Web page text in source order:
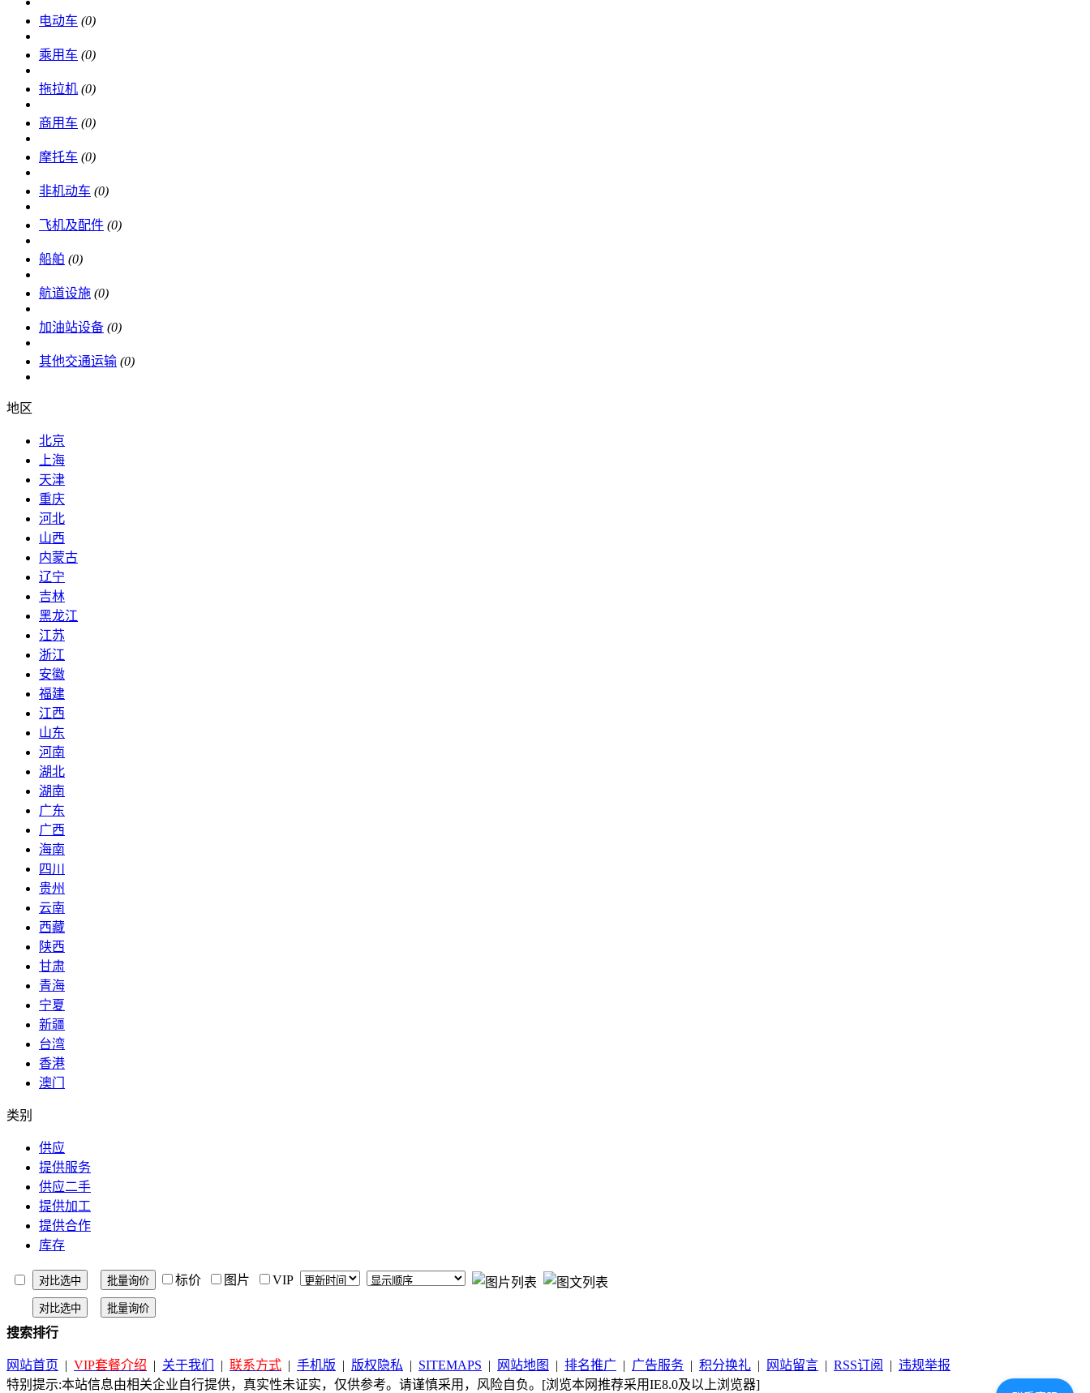
电动车 (0)
乘用车 (0)
拖拉机 (0)
商用车 (0)
摩托车 (0)
非机动车 (0)
飞机及配件 (0)
船舶 (0)
航道设施 (0)
加油站设备 (0)
其他交通运输 (0)
地区
北京
上海
天津
重庆
河北
山西
内蒙古
辽宁
吉林
黑龙江
江苏
浙江
安徽
福建
江西
山东
河南
湖北
湖南
广东
广西
海南
四川
贵州
云南
西藏
陕西
甘肃
青海
宁夏
新疆
台湾
香港
澳门
类别
供应
提供服务
供应二手
提供加工
提供合作
库存
标价 图片 VIP
搜索排行
网站首页 | VIP套餐介绍 | 关于我们 | 联系方式 | 手机版 | 版权隐私 | SITEMAPS | 网站地图 | 排名推广 | 广告服务 | 积分换礼 | 网站留言 | RSS订阅 | 违规举报
特别提示:本站信息由相关企业自行提供，真实性未证实，仅供参考。请谨慎采用，风险自负。[浏览本网推荐采用IE8.0及以上浏览器]